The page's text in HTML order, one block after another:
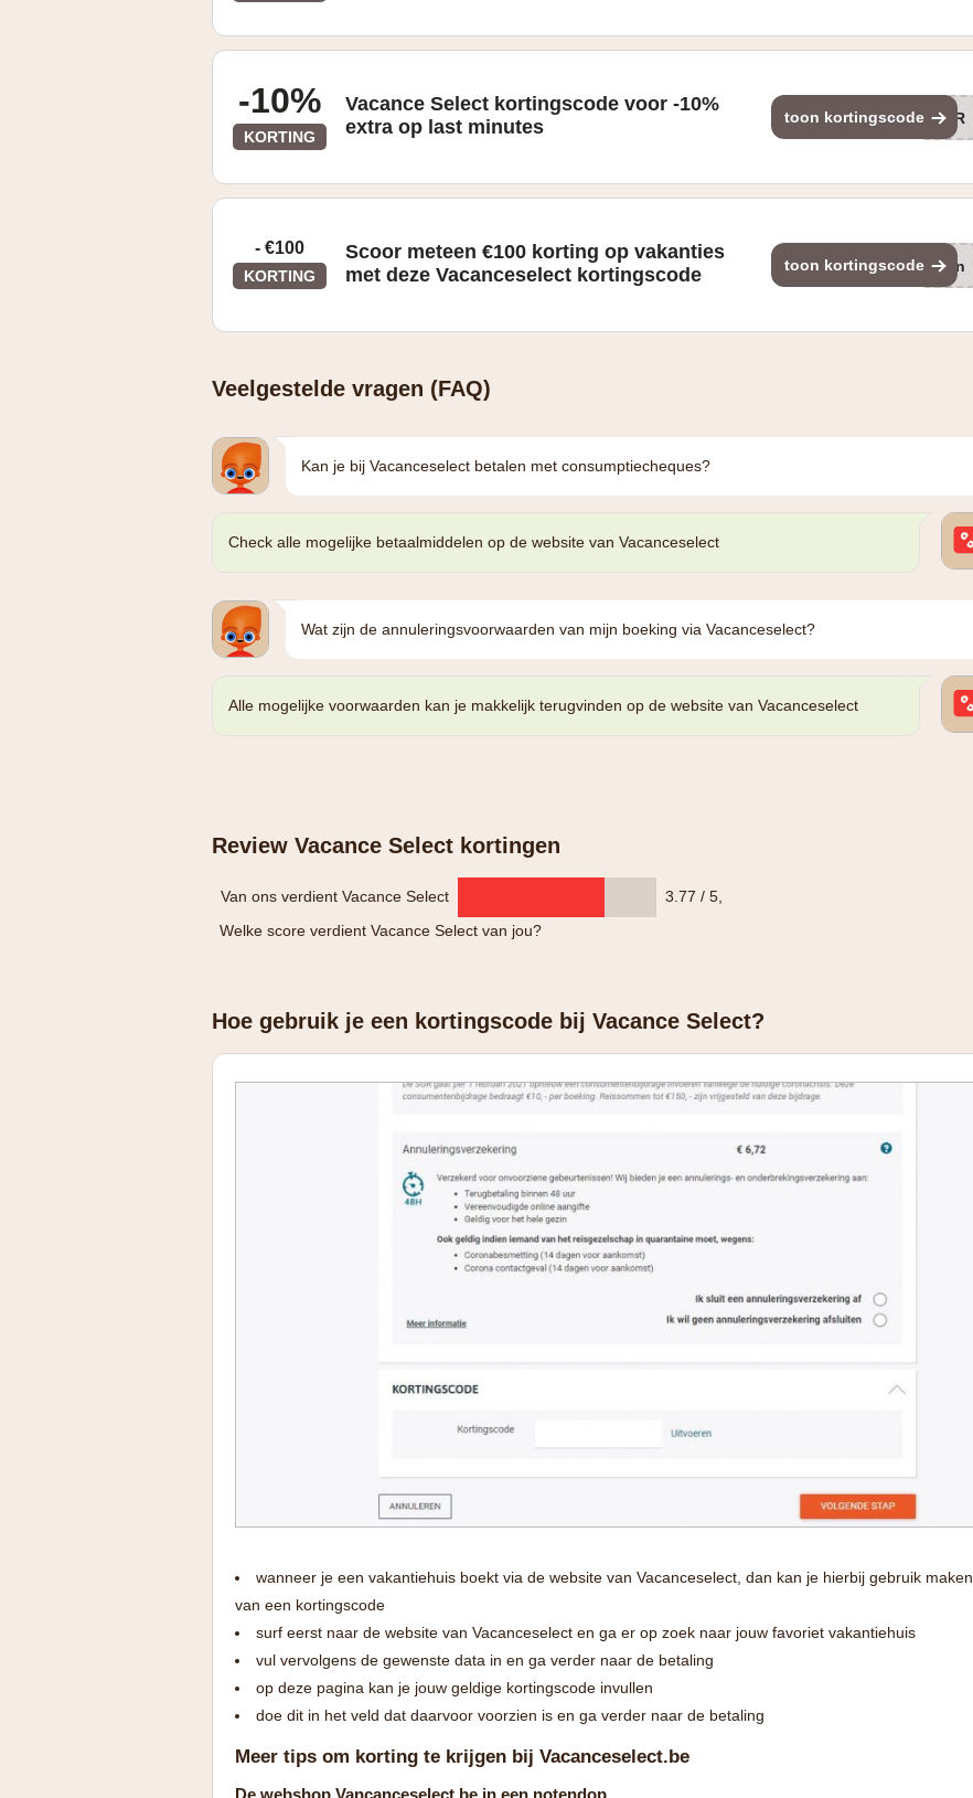
-10%
KORTING
Vacance Select kortingscode voor -10%
extra op last minutes
toon kortingscode XTR
- €100
KORTING
Scoor meteen €100 korting op vakanties
met deze Vacanceselect kortingscode
toon kortingscode Jun
Veelgestelde vragen (FAQ)
Kan je bij Vacanceselect betalen met consumptiecheques?
Check alle mogelijke betaalmiddelen op de website van Vacanceselect
Wat zijn de annuleringsvoorwaarden van mijn boeking via Vacanceselect?
Alle mogelijke voorwaarden kan je makkelijk terugvinden op de website van Vacanceselect
Review Vacance Select kortingen
Van ons verdient Vacance Select 3.77 / 5,
Welke score verdient Vacance Select van jou?
Hoe gebruik je een kortingscode bij Vacance Select?
wanneer je een vakantiehuis boekt via de website van Vacanceselect, dan kan je hierbij gebruik maken
van een kortingscode
surf eerst naar de website van Vacanceselect en ga er op zoek naar jouw favoriet vakantiehuis
vul vervolgens de gewenste data in en ga verder naar de betaling
op deze pagina kan je jouw geldige kortingscode invullen
doe dit in het veld dat daarvoor voorzien is en ga verder naar de betaling
Meer tips om korting te krijgen bij Vacanceselect.be
De webshop Vancanceselect.be in een notendop